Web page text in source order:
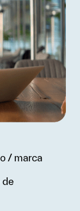
/ marca
de